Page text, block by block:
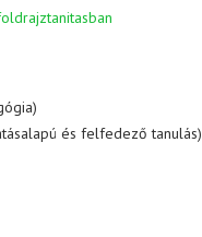
és felfedező tanulás)